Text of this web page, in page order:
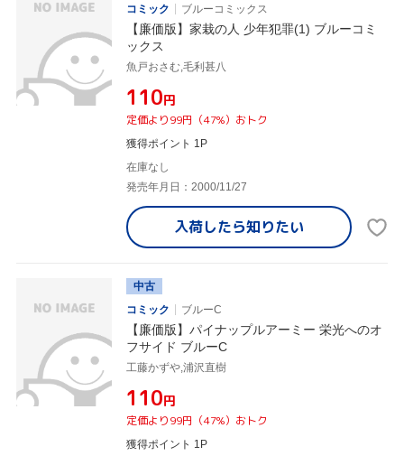
コミック
ブルーコミックス
【廉価版】家栽の人 少年犯罪(1) ブルーコミ
ックス
魚戸おさむ,毛利甚八
¥110円
定価より99円（47%）おトク
獲得ポイント 1P
在庫なし
発売年月日：2000/11/27
入荷したら知りたい
中古
コミック
ブルーC
【廉価版】パイナップルアーミー 栄光へのオ
フサイド ブルーC
工藤かずや,浦沢直樹
¥110円
定価より99円（47%）おトク
獲得ポイント 1P